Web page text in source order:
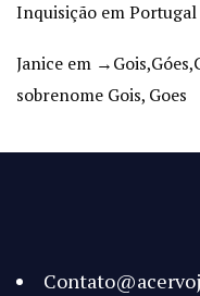
Inquisição em Portugal
Janice em
sobrenome Gois, Goes